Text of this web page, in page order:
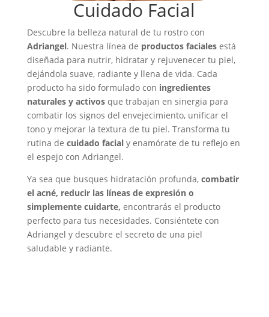
Cuidado Facial
Descubre la belleza natural de tu rostro con
Adriangel. Nuestra línea de productos facialesestá
diseñada para nutrir, hidratar y rejuvenecer tu piel,
dejándola suave, radiante y llena de vida. Cada
producto ha sido formulado con ingredientes
naturales y activosque trabajan en sinergia para
combatir los signos del envejecimiento, unificar el
tono y mejorar la textura de tu piel. Transforma tu
rutina de cuidado facialy enamórate de tu reflejo en
el espejo con Adriangel.
Ya sea que busques hidratación profunda, combatir
el acné, reducir las líneas de expresión o
simplemente cuidarte, encontrarás el producto
perfecto para tus necesidades. Consiéntete con
Adriangel y descubre el secreto de una piel
saludable y radiante.